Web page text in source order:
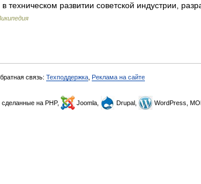
техническом развитии советской индустрии,
связь: Техподдержка Реклама на сайте
, сделанные на PHP, Joomla, Drupal, WordPress,